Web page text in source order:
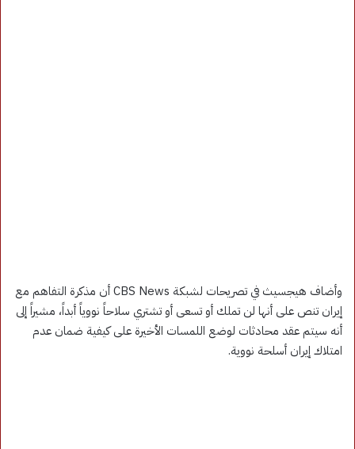
وأضاف هيجسيث في تصريحات لشبكة CBS News أن مذكرة التفاهم مع
إيران تنص على أنها لن تملك أو تسعى أو تشتري سلاحاً نووياً أبداً، مشيراً إلى
أنه سيتم عقد محادثات لوضع اللمسات الأخيرة على كيفية ضمان عدم
امتلاك إيران أسلحة نووية.